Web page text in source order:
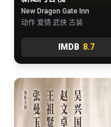
New Dragon Gate Inn
动作 爱情 武侠 古装
IMDB 8.7